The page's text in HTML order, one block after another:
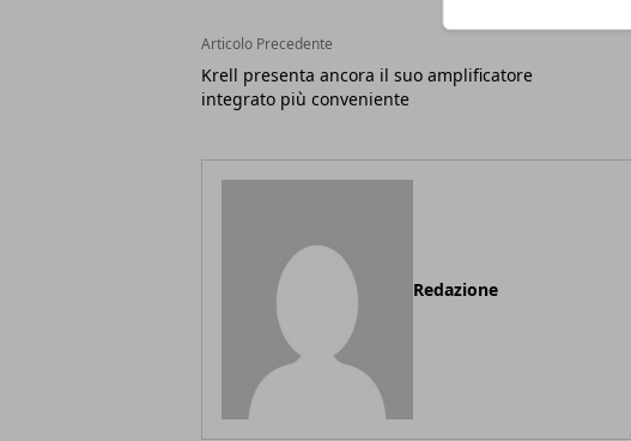
Articolo Precedente
Krell presenta ancora il suo amplificatore
integrato più conveniente
Redazione